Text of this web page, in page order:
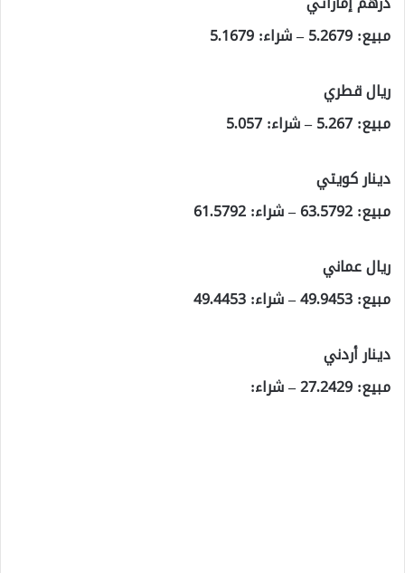
مبيع: 5.2679 – شراء: 5.1679
ريال قطري
مبيع: 5.267 – شراء: 5.057
دينار كويتي
مبيع: 63.5792 – شراء: 61.5792
ريال عماني
مبيع: 49.9453 – شراء: 49.4453
دينار أردني
مبيع: 27.2429 – شراء: